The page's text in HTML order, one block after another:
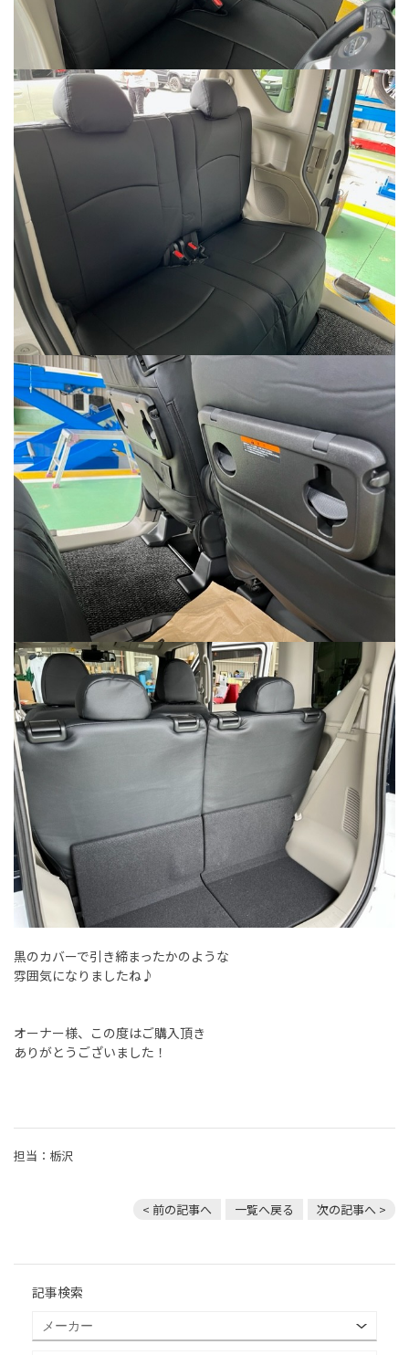
黒のカバーで引き締まったかのような
雰囲気になりましたね♪
オーナー様、この度はご購入頂き
ありがとうございました！
担当：栃沢
< 前の記事へ 一覧へ戻る 次の記事へ >
記事検索